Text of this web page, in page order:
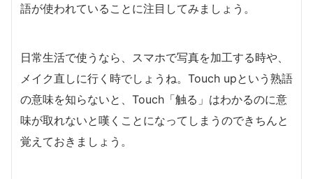
語が使われていることに注目してみましょう。
日常生活で使うなら、スマホで写真を加工する時や、
メイク直しに行く時でしょうね。Touch upという熟語
の意味を知らないと、Touch「触る」はわかるのに意
味が取れないと嘆くことになってしまうのできちんと
覚えておきましょう。